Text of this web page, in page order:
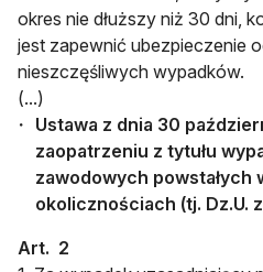
okres nie dłuższy niż 30 dni,
jest zapewnić ubezpieczenie
nieszczęśliwych wypadków.
(...)
Ustawa z dnia 30
zaopatrzeniu z tytułu
zawodowych powstałych
okolicznościach (tj. Dz.U.
Art. 2